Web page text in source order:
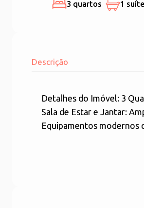
3 quartos 1 suíte
Descrição
Detalhes do Imóvel: 3
Sala de Estar e Jantar:
Equipamentos modernos